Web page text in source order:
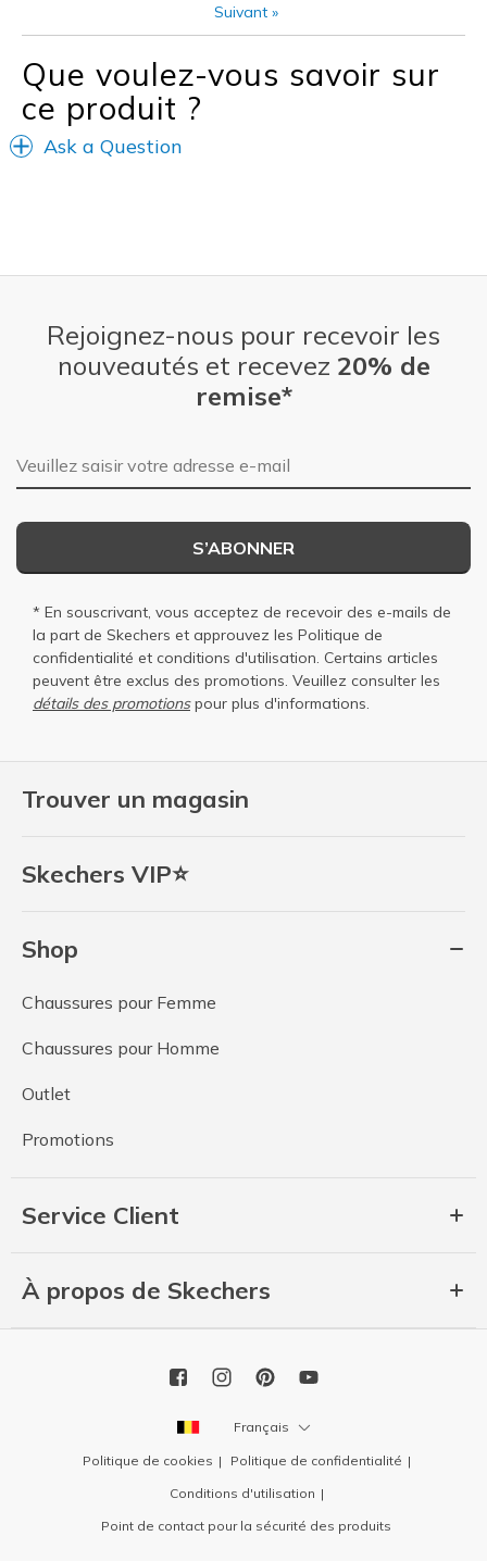
Casual Wear
Going Out
Width
Feels too narrow
Sizing
Feels true to size
Suivant »
Que voulez-vous savoir sur
ce produit ?
Ask a Question
Trouver un magasin
Skechers VIP⭐
Shop
Chaussures pour Femme
Chaussures pour Homme
Outlet
Promotions
Service Client
À propos de Skechers
Rejoignez-nous pour recevoir les
nouveautés et recevez 20% de
remise*
Adresse e-mail
S’ABONNER
* En souscrivant, vous acceptez de recevoir des e-mails de
la part de Skechers et approuvez les Politique de
confidentialité et conditions d'utilisation . Certains articles
peuvent être exclus des promotions. Veuillez consulter les
détails des promotionspour plus d'informations.
Français
Politique de cookies
Politique de confidentialité
Conditions d'utilisation
Point de contact pour la sécurité des produits